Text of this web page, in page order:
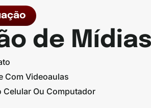
de
Com Videoaulas
Celular Ou Computador